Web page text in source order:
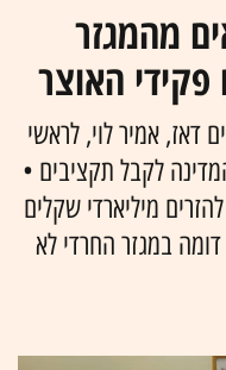
מהמגזר
האוצר
דאז, אמיר לוי, לראשי
לקבל תקציבים •
מיליארדי שקלים
במגזר החרדי לא